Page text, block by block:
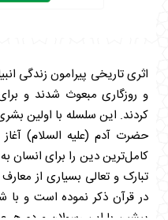
اثری تاریخی پیرامون زندگی
و روزگاری مبعوث شدند و
کردند. این سلسله با اولین
حضرت آدم (علیه السلام)
کامل‌ترین دین را برای انسان
تبارک و تعالی بسیاری از
در قرآن ذکر نموده است و با